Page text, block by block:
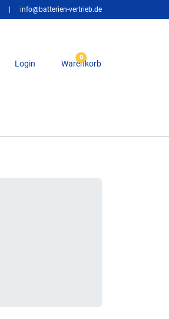
info@batterien-vertrieb.de
Login
0
Warenkorb